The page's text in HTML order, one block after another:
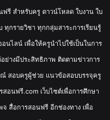
รี สำหรับครู ดาวน์โหลด ใบงาน ใบ
กรายวิชา ทุกกลุ่มสาระการเรียนรู้
นไลน์ เพื่อให้ครูนำไปใช้เป็นในการ
ย่างมีประสิทธิภาพ ติดตามข่าวการ
สอบครูผู้ช่วย แนวข้อสอบบรรจุครู
อนฟรี.com เว็บไซต์เพื่อการศึกษา
สื่อการสอนฟรี อีกช่องทาง เพื่อ